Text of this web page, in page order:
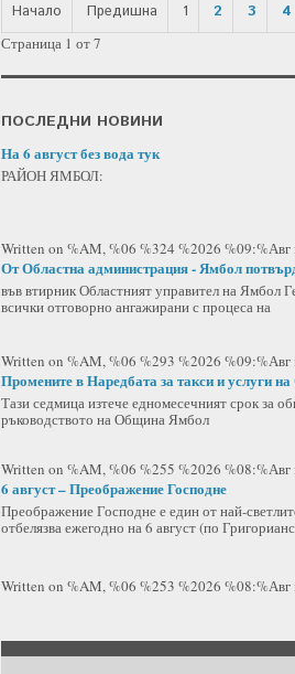
Начало Предишна 1 2 3 4
Страница 1 от 7
ПОСЛЕДНИ НОВИНИ
На 6 август без вода тук
РАЙОН ЯМБОЛ:
Written on %AM, %06 %324 %2026 %09:%Авг
От Областна администрация - Ямбол
във втирник Областният управител на Ямбол
всички отговорно ангажирани с процеса на
Written on %AM, %06 %293 %2026 %09:%Авг
Промените в Наредбата за такси и услуги
Тази седмица изтече едномесечният срок за
ръководството на Община Ямбол
Written on %AM, %06 %255 %2026 %08:%Авг
6 август – Преображение Господне
Преображение Господне е един от най-
отбелязва ежегодно на 6 август (по
Written on %AM, %06 %253 %2026 %08:%Авг